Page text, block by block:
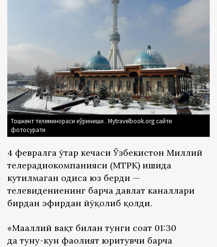
Тошкент телеминораси кўриниши . Mytravelbook.org сайти
фотосурати
4 февралга ўтар кечаси Ўзбекистон Миллий
телерадиокомпанияси (МТРК) ишида
кутилмаган ҳодиса юз берди —
телевидениенинг барча давлат каналлари
бирдан эфирдан йўқолиб қолди.
«Маҳаллий вақт билан тунги соат 01:30
да туну-кун фаолият юритувчи барча